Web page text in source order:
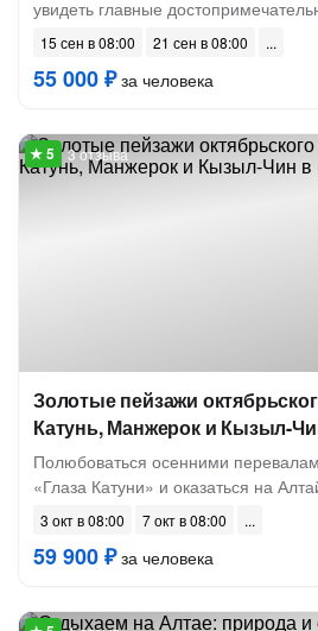
увидеть главные
15 сен в 08:00 21 сен в 08:00
55 000 ₽за человека
3 отзыва
Золотые пейзажи
Катунь, Манжерок и Кызыл-
Полюбоваться осенними
«Глаза Катуни» и оказаться на
3 окт в 08:00 7 окт в 08:00
59 900 ₽за человека